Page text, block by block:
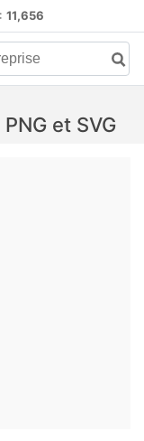
11,656
et SVG